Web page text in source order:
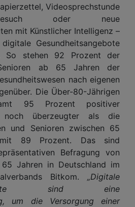
Videosprechstunde
oder neue
mit Künstlicher Intelligenz –
Gesundheitsangebote
So stehen 92 Prozent der
ab 65 Jahren der
nach eigenen
Die Über-80-Jährigen
95 Prozent positiver
noch überzeugter als die
und Senioren zwischen 65
89 Prozent. Das sind
Befragung von
Jahren in Deutschland im
Bitkom. „Digitale
sind eine
um die Versorgung einer